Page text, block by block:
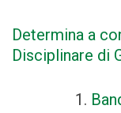
Determina a
Disciplinare di